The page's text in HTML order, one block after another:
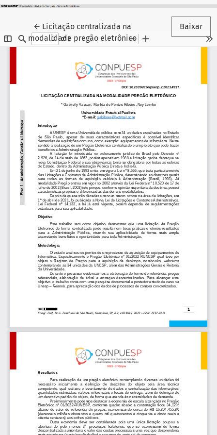
← Voltar aos Detalhes do Artigo
Licitação centralizada na
modalidade pregão eletrônico
Baixar